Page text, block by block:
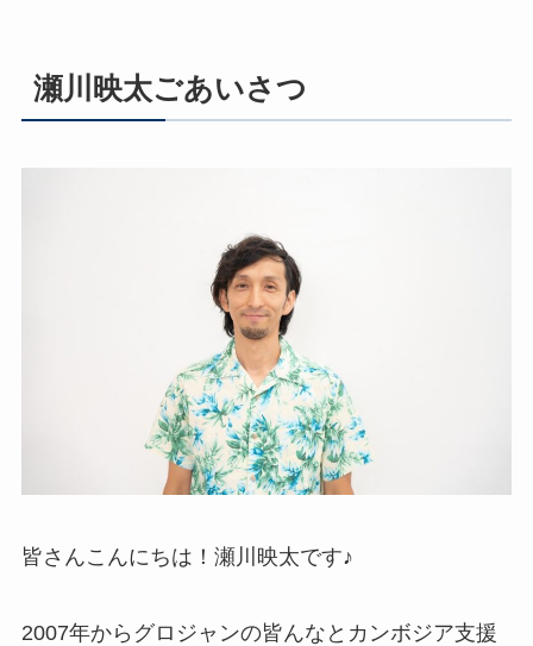
瀬川映太ごあいさつ
皆さんこんにちは！瀬川映太です♪
2007年からグロジャンの皆んなとカンボジア支援